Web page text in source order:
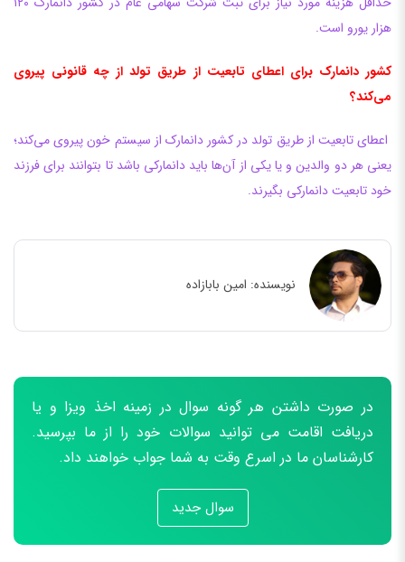
هزار یورو است.
کشور دانمارک برای اعطای تابعیت از طریق تولد از چه قانونی پیروی
می‌کند؟
اعطای تابعیت از طریق تولد در کشور دانمارک از سیستم خون پیروی می‌کند؛
یعنی هر دو والدین و یا یکی از آن‌ها باید دانمارکی باشد تا بتوانند برای فرزند
خود تابعیت دانمارکی بگیرند.
نویسنده: امین بابازاده
در صورت داشتن هر گونه سوال در زمینه اخذ ویزا و یا
دریافت اقامت می توانید سوالات خود را از ما بپرسید.
کارشناسان ما در اسرع وقت به شما جواب خواهند داد.
سوال جدید